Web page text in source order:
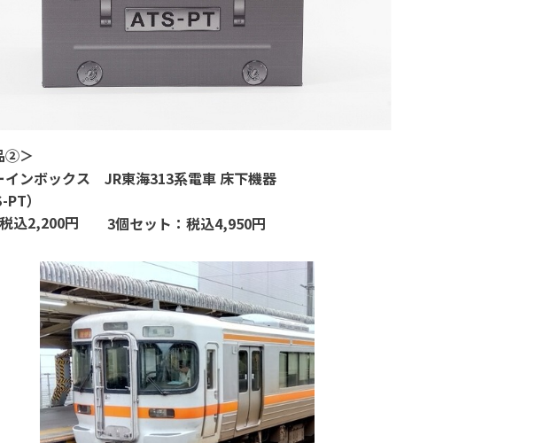
②＞
インボックス JR東海313系電車 床下機器
PT）
込2,200円 3個セット：税込4,950円